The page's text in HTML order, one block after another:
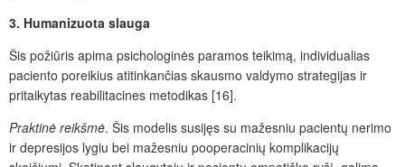
3. Humanizuota slauga
Šis požiūris apima psichologinės paramos teikimą, individualias
paciento poreikius atitinkančias skausmo valdymo strategijas ir
pritaikytas reabilitacines metodikas [16].
Praktinė reikšmė. Šis modelis susijęs su mažesniu pacientų nerimo
ir depresijos lygiu bei mažesniu pooperacinių komplikacijų